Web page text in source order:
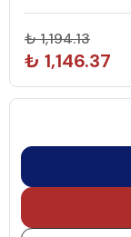
₺ 1,194.13
₺ 1,146.37